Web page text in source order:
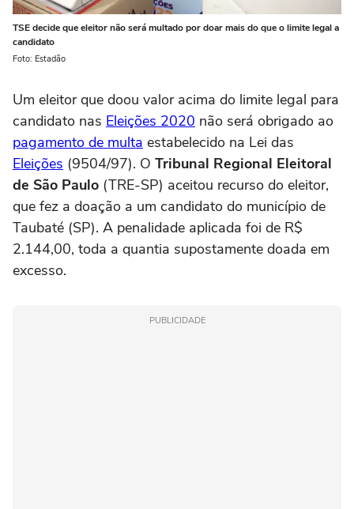
TSE decide que eleitor não será multado por doar mais do que o limite legal a
candidato
Foto: Estadão
Um eleitor que doou valor acima do limite legal para
candidato nas Eleições 2020 não será obrigado ao
pagamento de multa estabelecido na Lei das
Eleições (9504/97). O Tribunal Regional Eleitoral
de São Paulo (TRE-SP) aceitou recurso do eleitor,
que fez a doação a um candidato do município de
Taubaté (SP). A penalidade aplicada foi de R$
2.144,00, toda a quantia supostamente doada em
excesso.
PUBLICIDADE